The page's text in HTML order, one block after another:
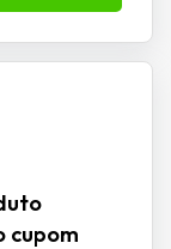
cupom